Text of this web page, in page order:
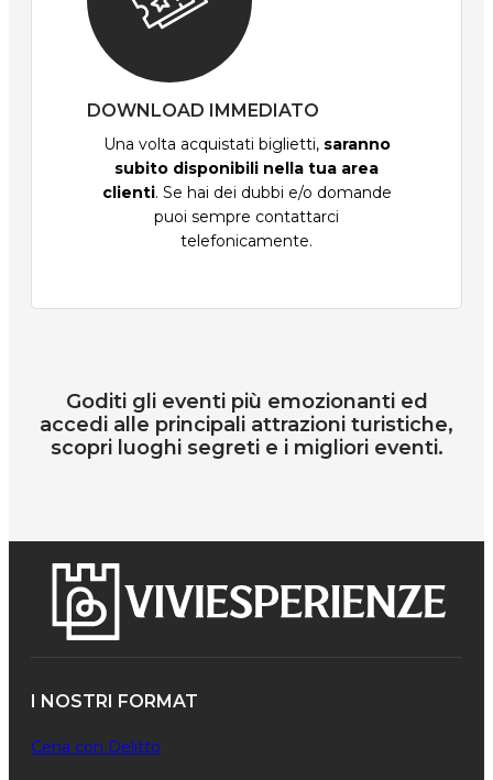
DOWNLOAD IMMEDIATO
Una volta acquistati biglietti, saranno
subito disponibili nella tua area
clienti. Se hai dei dubbi e/o domande
puoi sempre contattarci
telefonicamente.
Goditi gli eventi più emozionanti ed
accedi alle principali attrazioni turistiche,
scopri luoghi segreti e i migliori eventi.
I NOSTRI FORMAT
Cena con Delitto